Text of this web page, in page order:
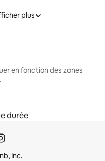
plus
en fonction des zones
durée
Inc.